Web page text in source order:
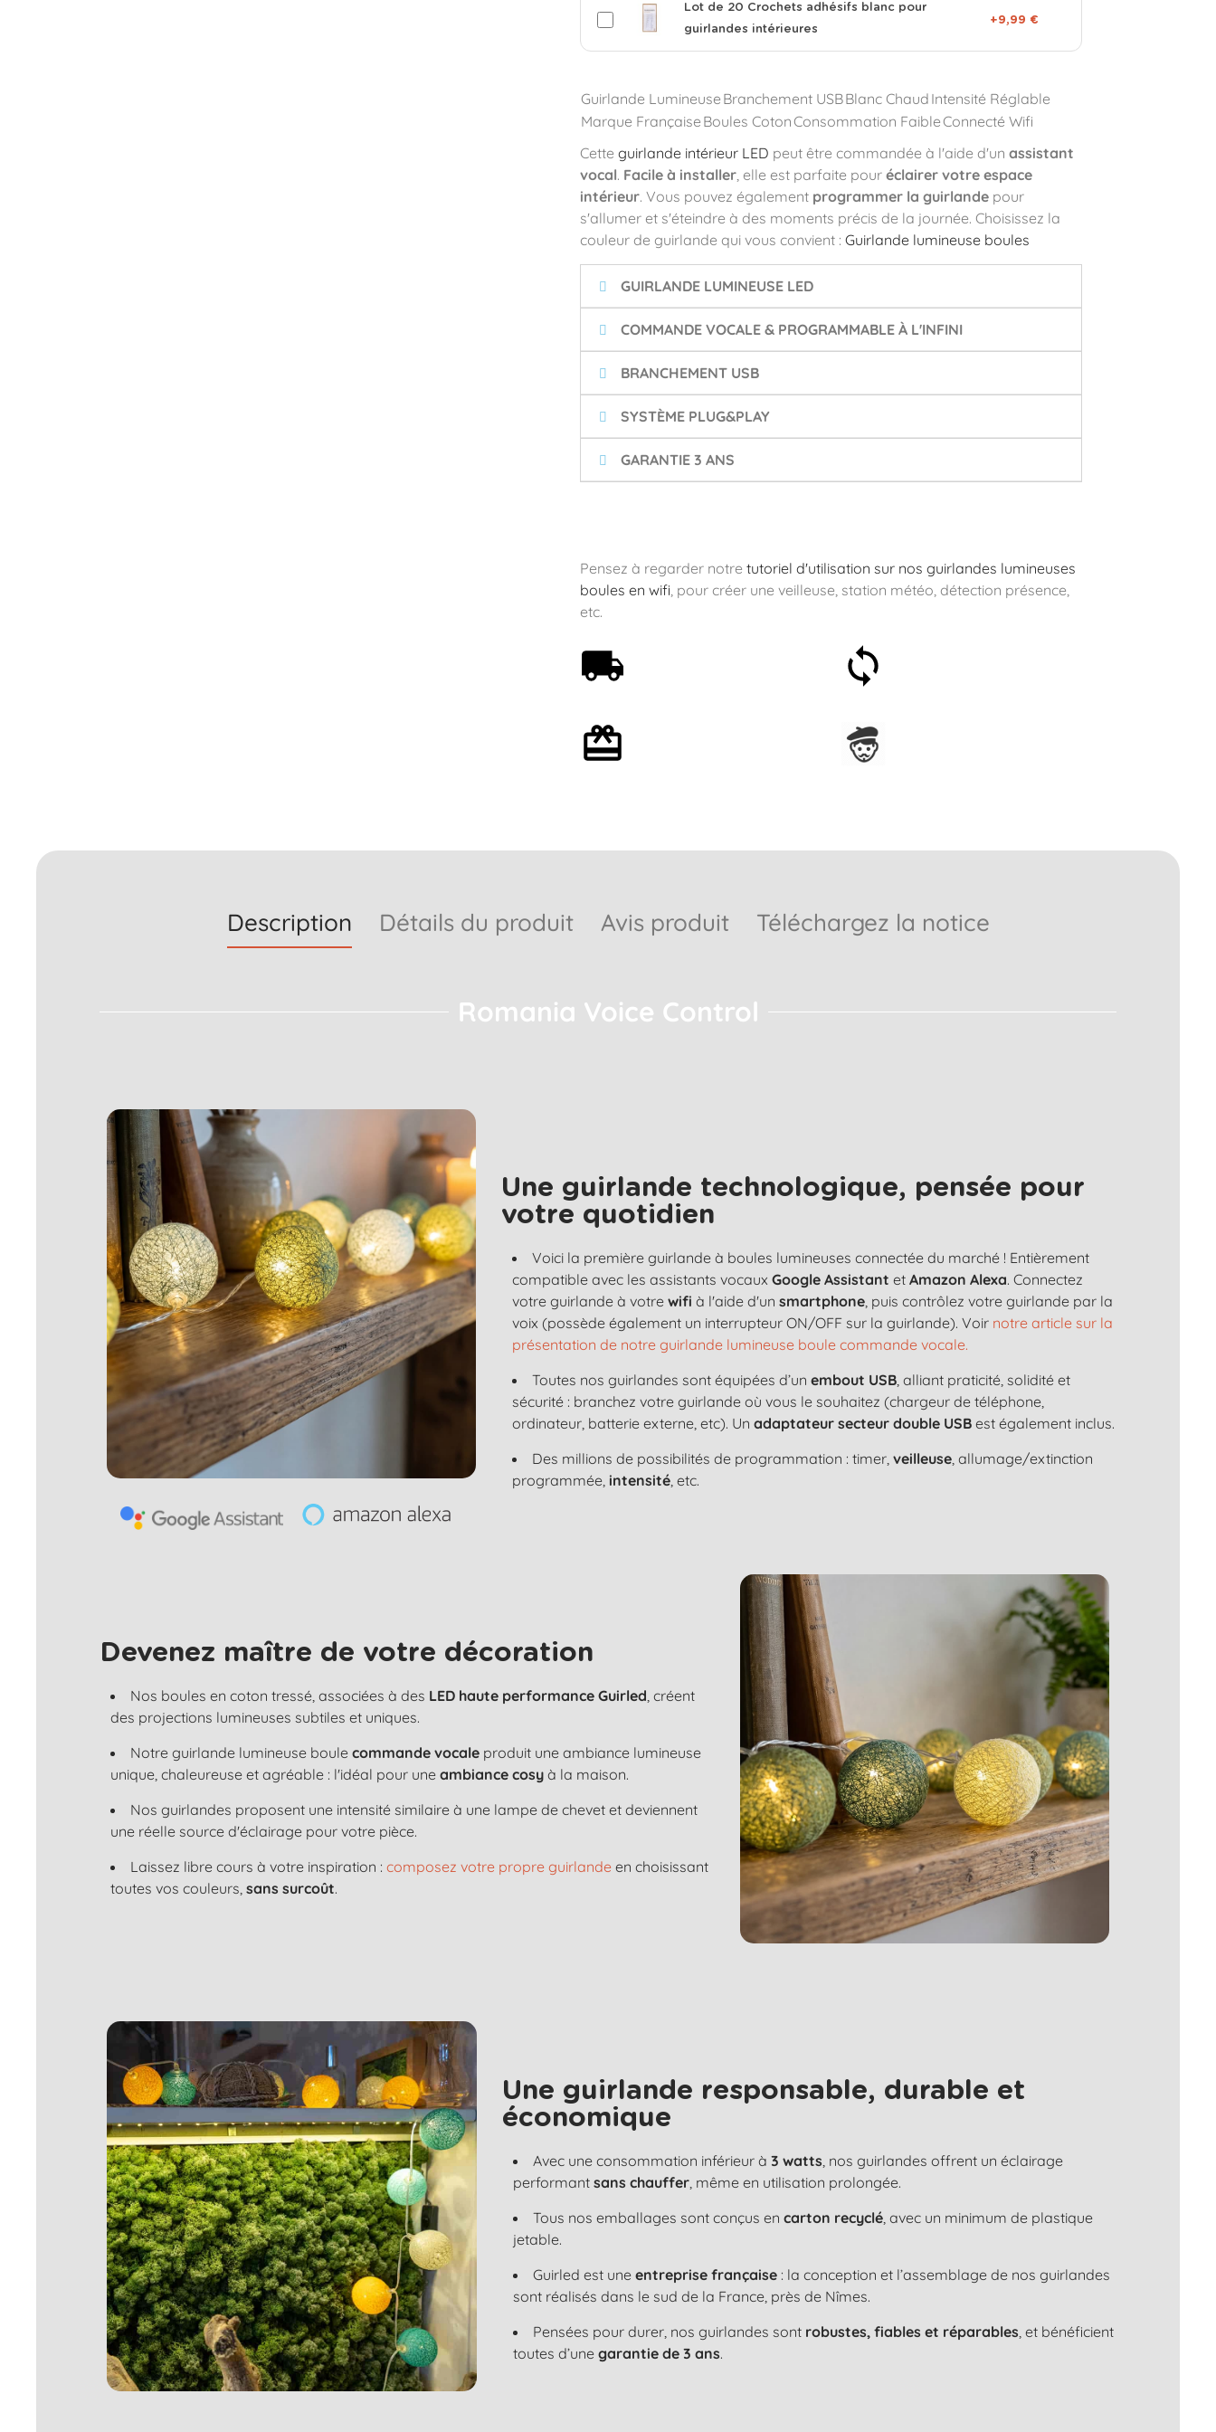
Lot de 20 Crochets adhésifs blanc pour
guirlandes intérieures
+9,99 €
Guirlande Lumineuse Branchement USBBlanc Chaud Intensité Réglable
Marque Française Boules CotonConsommation FaibleConnecté Wifi
Cette guirlande intérieur LED peut être commandée à l'aide d'un assistant
vocal. Facile à installer, elle est parfaite pour éclairer votre espace
intérieur. Vous pouvez également programmer la guirlandepour
s'allumer et s'éteindre à des moments précis de la journée. Choisissez la
couleur de guirlande qui vous convient : Guirlande lumineuse boules
GUIRLANDE LUMINEUSE LED
COMMANDE VOCALE & PROGRAMMABLE À L'INFINI
BRANCHEMENT USB
SYSTÈME PLUG&PLAY
GARANTIE 3 ANS
Pensez à regarder notre tutoriel d'utilisation sur nos guirlandes lumineuses
boules en wifi, pour créer une veilleuse, station météo, détection présence,
etc.
Description Détails du produit Avis produit Téléchargez la notice
Romania Voice Control
Une guirlande technologique, pensée pour
votre quotidien
Voici la première guirlande à boules lumineuses connectée du marché ! Entièrement
compatible avec les assistants vocaux Google Assistant etAmazon Alexa. Connectez
votre guirlande à votrewifià l'aide d'unsmartphone, puis contrôlez votre guirlande par la
voix (possède également un interrupteur ON/OFF sur la guirlande). Voir notre article sur la
présentation de notre guirlande lumineuse boule commande vocale.
Toutes nos guirlandes sont équipées d’unembout USB, alliant praticité, solidité et
sécurité : branchez votre guirlande où vous le souhaitez (chargeur de téléphone,
ordinateur, batterie externe, etc). Unadaptateur secteur double USB est également inclus.
Des millions de possibilités de programmation : timer,veilleuse, allumage/extinction
programmée, intensité, etc.
Devenez maître de votre décoration
Nos boules en coton tressé, associées à des LED haute performance Guirled, créent
des projections lumineuses subtiles et uniques.
Notre guirlande lumineuse boule commande vocale produit une ambiance lumineuse
unique, chaleureuse et agréable : l'idéal pour une ambiance cosy à la maison.
Nos guirlandes proposent une intensité similaire à une lampe de chevet et deviennent
une réelle source d'éclairage pour votre pièce.
Laissez libre cours à votre inspiration : composez votre propre guirlande en choisissant
toutes vos couleurs, sans surcoût.
Une guirlande responsable, durable et
économique
Avec une consommation inférieur à 3 watts, nos guirlandes offrent un éclairage
performant sans chauffer, même en utilisation prolongée.
Tous nos emballages sont conçus en carton recyclé, avec un minimum de plastique
jetable.
Guirled est une entreprise française: la conception et l’assemblage de nos guirlandes
sont réalisés dans le sud de la France, près de Nîmes.
Pensées pour durer, nos guirlandes sont robustes, fiables et réparables, et bénéficient
toutes d’une garantie de 3 ans.